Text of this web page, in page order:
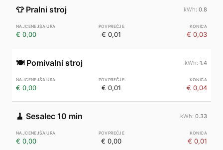
👕 Pralni stroj 0.8
€ 0,00 € 0,01 € 0,03
🍽️ Pomivalni stroj 1.4
€ 0,00 € 0,01 € 0,04
🧹 Sesalec 10 min 0.33
€ 0,00 € 0,00 € 0,01